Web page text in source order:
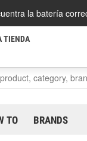
la batería
TIENDA
TO BRANDS